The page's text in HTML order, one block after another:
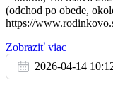
Psiare
18:00
Kostol sv. Egídia
(odchod po obede,
https://
Zobraziť viac
2026-04-14